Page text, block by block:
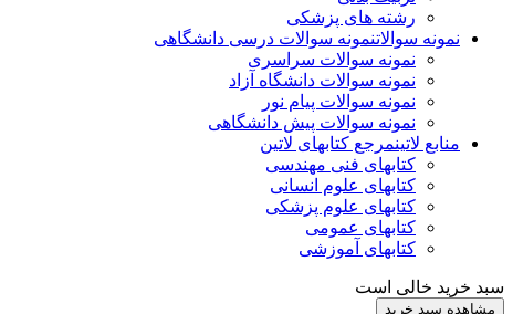
رشته های پزشکی
نمونه سوالاتنمونه سوالات درسی دانشگاهی
نمونه سوالات سراسری
نمونه سوالات دانشگاه آزاد
نمونه سوالات پیام نور
نمونه سوالات پیش دانشگاهی
منابع لاتینمرجع کتابهای لاتین
کتابهای فنی مهندسی
کتابهای علوم انسانی
کتابهای علوم پزشکی
کتابهای عمومی
کتابهای آموزشی
سبد خرید خالی است